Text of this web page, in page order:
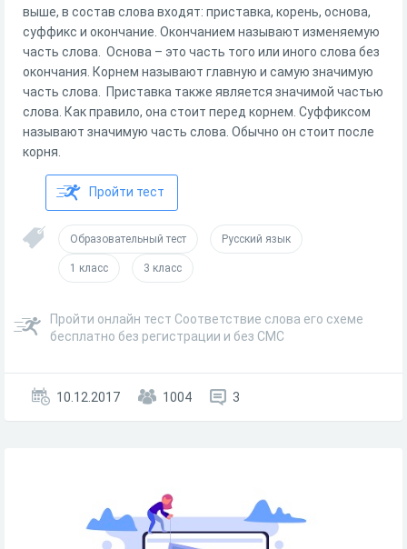
выше, в состав слова входят: приставка, корень, основа,
суффикс и окончание. Окончанием называют изменяемую
часть слова. Основа – это часть того или иного слова без
окончания. Корнем называют главную и самую значимую
часть слова. Приставка также является значимой частью
слова. Как правило, она стоит перед корнем. Суффиксом
называют значимую часть слова. Обычно он стоит после
корня.
Пройти тест
Образовательный тест Русский язык
1 класс 3 класс
Пройти онлайн тест Соответствие слова его схеме
бесплатно без регистрации и без СМС
10.12.2017 1004 3